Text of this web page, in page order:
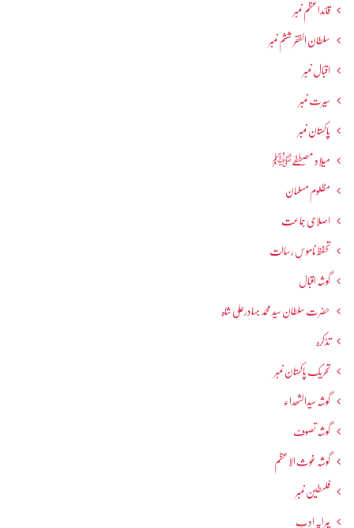
قائداعظم نمبر
سلطان الفقر ششم نمبر
اقبال نمبر
سیرت نمبر
پاکستان نمبر
میلاد مصطفےٰﷺ
مظلوم مسلمان
اصلاحی جماعت
تحفظ ناموسِ رسالت
گوشہ اقبال
حضرت سلطان سید محمد بہادرعلی شاہ
تذکرہ
تحریکِ پاکستان نمبر
گوشہ سیدالشھداء
گوشہ تصوف
گوشہ غوث الاعظم
فلسطین نمبر
پیرایہ ادب